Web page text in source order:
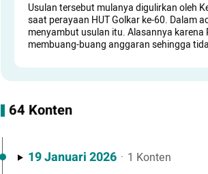
Usulan tersebut mulanya digulirkan oleh
saat perayaan HUT Golkar ke-60. Dalam
menyambut usulan itu. Alasannya
membuang-buang anggaran sehingga
64 Konten
19 Januari 2026 · 1 Konten